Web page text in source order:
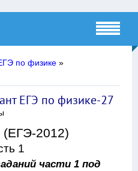
по физике »
ЕГЭ по физике-27
(ЕГЭ-2012)
1
части 1 под